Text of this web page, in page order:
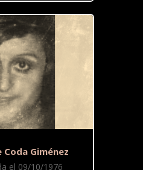
Coda Giménez
el 09/10/1976